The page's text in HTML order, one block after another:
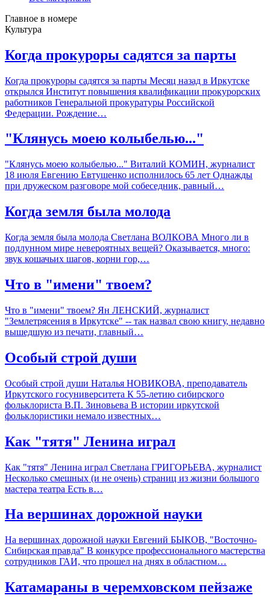
Главное в номере
Культура
Когда прокуроры садятся за парты
Когда прокуроры садятся за парты Месяц назад в Иркутске
открылся Институт повышения квалификации прокурорских
работников Генеральной прокуратуры Российской
Федерации. Рождение…
"Клянусь моею колыбелью..."
"Клянусь моею колыбелью..." Виталий КОМИН, журналист
18 июля Евгению Евтушенко исполнилось 65 лет Однажды
при дружеском разговоре мой собеседник, равный…
Когда земля была молода
Когда земля была молода Cветлана ВОЛКОВА Много ли в
подлунном мире невероятных вещей? Оказывается, много:
звук кошачьих шагов, корни гор,…
Что в "имени" твоем?
Что в "имени" твоем? Ян ЛЕНСКИЙ, журналист
"Землетрясения в Иркутске" -- так назвал свою книгу, недавно
вышедшую из печати, главный…
Особый строй души
Особый строй души Наталья НОВИКОВА, преподаватель
Иркутского госуниверситета К 55-летию сибирского
фольклориста В.П. Зиновьева В истории иркутской
фольклористики немало известных…
Как "тятя" Ленина играл
Как "тятя" Ленина играл Светлана ГРИГОРЬЕВА, журналист
Несколько смешных (и не очень) страниц из жизни большого
мастера театра Есть в…
На вершинах дорожной науки
На вершинах дорожной науки Евгений БЫКОВ, "Восточно-
Сибирская правда" В конкурсе профессионального мастерства
сотрудников ГАИ, что прошел на днях в областном…
Катамараны в черемховском пейзаже